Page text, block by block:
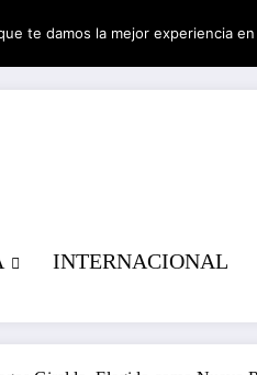
PM
INTERNACIONAL
te damos la mejor experiencia